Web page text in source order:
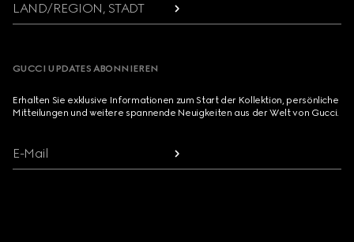
LAND/REGION, STADT
GUCCI UPDATES ABONNIEREN
Erhalten Sie exklusive Informationen zum Start der Kollektion, persönliche
Mitteilungen und weitere spannende Neuigkeiten aus der Welt von Gucci.
E-Mail